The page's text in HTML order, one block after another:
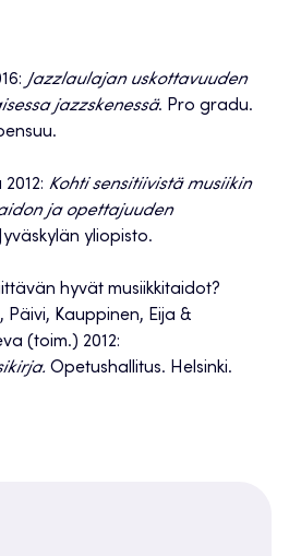
Jazzlaulajan uskottavuuden
jazzskenessä. Pro gradu.
Kohti sensitiivistä musiikin
ja opettajuuden
Jyväskylän yliopisto.
hyvät musiikkitaidot?
Päivi, Kauppinen, Eija &
(toim.) 2012:
Opetushallitus. Helsinki.